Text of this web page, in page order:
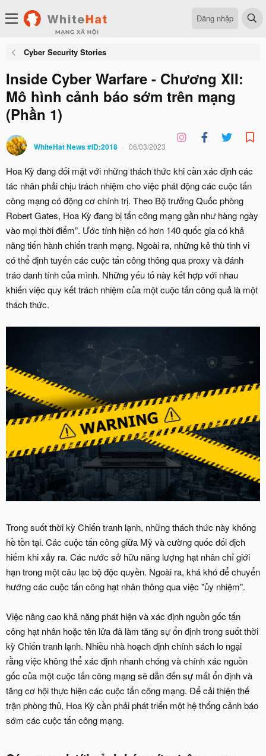
Đăng nhập
Cyber Security Stories
Inside Cyber Warfare - Chương XII:
Mô hình cảnh báo sớm trên mạng
(Phần 1)
WhiteHat News #ID:2018 06/03/2023
Hoa Kỳ đang đối mặt với những thách thức khi cần xác định các
tác nhân phải chịu trách nhiệm cho việc phát động các cuộc tấn
công mạng có động cơ chính trị. Theo Bộ trưởng Quốc phòng
Robert Gates, Hoa Kỳ đang bị tấn công mạng gần như hàng ngày
vào mọi thời điểm”. Ước tính hiện có hơn 140 quốc gia có khả
năng tiến hành chiến tranh mạng. Ngoài ra, những kẻ thù tinh vi
có thể định tuyến các cuộc tấn công thông qua proxy và đánh
tráo danh tính của mình. Những yếu tố này kết hợp với nhau
khiến việc quy kết trách nhiệm của một cuộc tấn công quả là một
thách thức.
Trong suốt thời kỳ Chiến tranh lạnh, những thách thức này không
hề tồn tại. Các cuộc tấn công giữa Mỹ và cường quốc đối địch
hiếm khi xảy ra. Các nước sở hữu năng lượng hạt nhân chỉ giới
hạn trong một câu lạc bộ độc quyền. Ngoài ra, khá khó để chuyển
hướng các cuộc tấn công hạt nhân thông qua việc "ủy nhiệm".
Việc nâng cao khả năng phát hiện và xác định nguồn gốc tấn
công hạt nhân hoặc tên lửa đã làm tăng sự ổn định trong suốt thời
kỳ Chiến tranh lạnh. Nhiều nhà hoạch định chính sách lo ngại
rằng việc không thể xác định nhanh chóng và chính xác nguồn
gốc của một cuộc tấn công mạng sẽ dẫn đến sự mất ổn định và
tăng cơ hội thực hiện các cuộc tấn công mạng. Để cải thiện thế
trận phòng thủ, Hoa Kỳ cần phải phát triển một hệ thống cảnh báo
sớm các cuộc tấn công mạng.